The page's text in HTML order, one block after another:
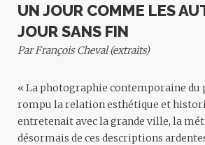
UN JOUR COMME LES
JOUR SANS FIN
Par François Cheval (extraits)
« La photographie contemporaine du
rompu la relation esthétique et
entretenait avec la grande ville, la
désormais de ces descriptions